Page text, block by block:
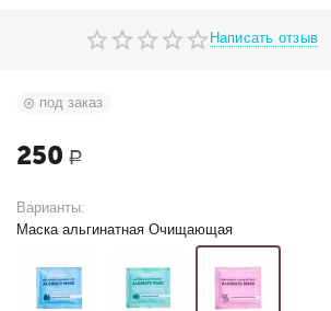
Написать отзыв
под заказ
250 Р
Варианты:
Маска альгинатная Очищающая